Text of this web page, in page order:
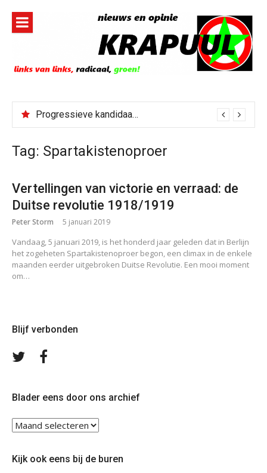
inhoud
Progressieve kandidaat El-Sayed senaatskandidaat Michigan
Tag: Spartakistenoproer
Vertellingen van victorie en verraad: de
Duitse revolutie 1918/1919
Peter Storm 5 januari 2019
Vandaag, 5 januari 2019, is het honderd jaar geleden dat in Berlijn
het zogeheten Spartakistenoproer begon, een climax in de enkele
maanden eerder uitgebroken Duitse Revolutie. Een mooi moment
om…
Blijf verbonden
Volg
Blader eens door ons archief
Blader
ons
Kijk ook eens bij de buren